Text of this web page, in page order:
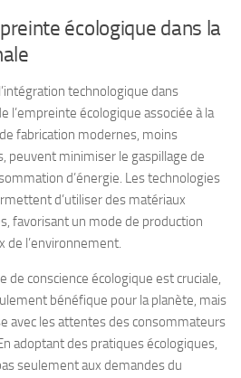
écologique dans la
technologique dans
l’empreinte écologique associée à la
fabrication modernes, moins
peuvent minimiser le gaspillage de
d’énergie. Les technologies
d’utiliser des matériaux
favorisant un mode de production
de l’environnement.
de conscience écologique est cruciale,
bénéfique pour la planète, mais
avec les attentes des consommateurs
adoptant des pratiques écologiques,
seulement aux demandes du